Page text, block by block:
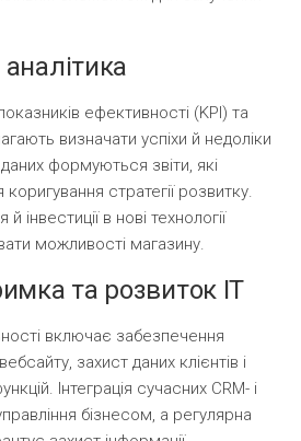
ефективності (KPI) та
визначати успіхи й недоліки
формуються звіти, які
стратегії розвитку.
інвестиції в нові технології
можливості магазину.
та розвиток IT
включає забезпечення
захист даних клієнтів і
Інтеграція сучасних CRM- і
бізнесом, а регулярна